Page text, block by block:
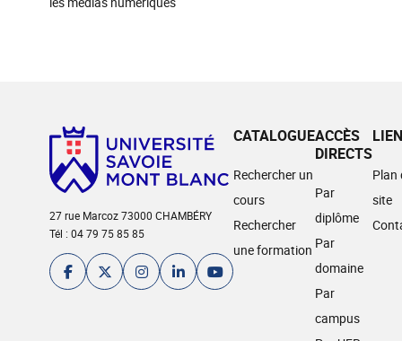
27 rue Marcoz 73000 CHAMBÉRY
Tél : 04 79 75 85 85
CATALOGUE
Rechercher un
cours
Rechercher
une formation
ACCÈS
DIRECTS
Par
diplôme
Par
domaine
Par
campus
Plan
site